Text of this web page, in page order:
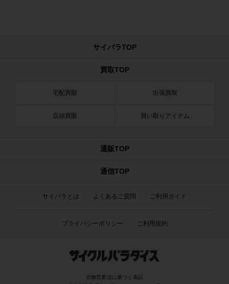
サイパラTOP
買取TOP
宅配買取 出張買取
店頭買取 買い取りアイテム
通販TOP
通信TOP
サイパラとは よくあるご質問 ご利用ガイド
プライバシーポリシー ご利用規約
古物営業法に基づく表記